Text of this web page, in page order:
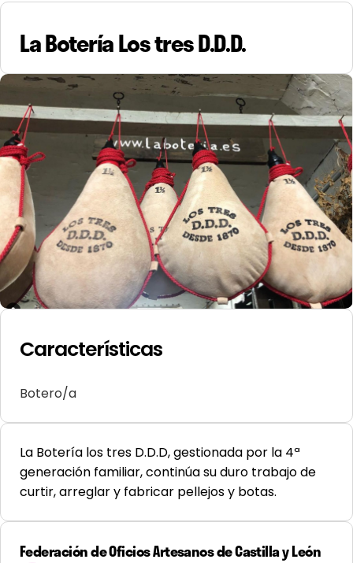
La Botería Los tres D.D.D.
Características
Botero/a
La Botería los tres D.D.D, gestionada por la 4ª
generación familiar, continúa su duro trabajo de
curtir, arreglar y fabricar pellejos y botas.
Federación de Oficios Artesanos de Castilla y León